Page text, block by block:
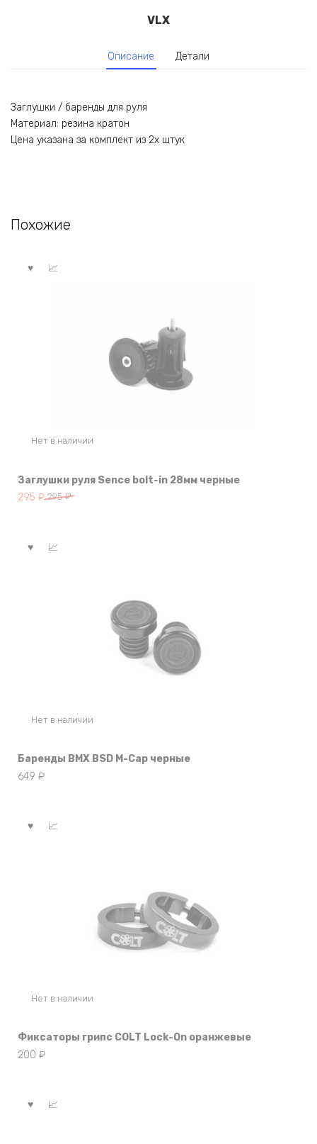
VLX
Описание Детали
Заглушки / баренды для руля
Материал: резина кратон
Цена указана за комплект из 2х штук
Похожие
Нет в наличии
Заглушки руля Sence bolt-in 28мм черные
295₽
Первоначальная
295 ₽
Текущая
Нет в наличии
Баренды BMX BSD M-Cap черные
649 ₽
Нет в наличии
Фиксаторы грипс COLT Lock-On оранжевые
200 ₽